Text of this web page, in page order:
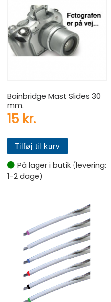
Bainbridge Mast Slides 30
mm.
15 kr.
Tilføj til kurv
På lager i butik (levering:
1-2 dage)